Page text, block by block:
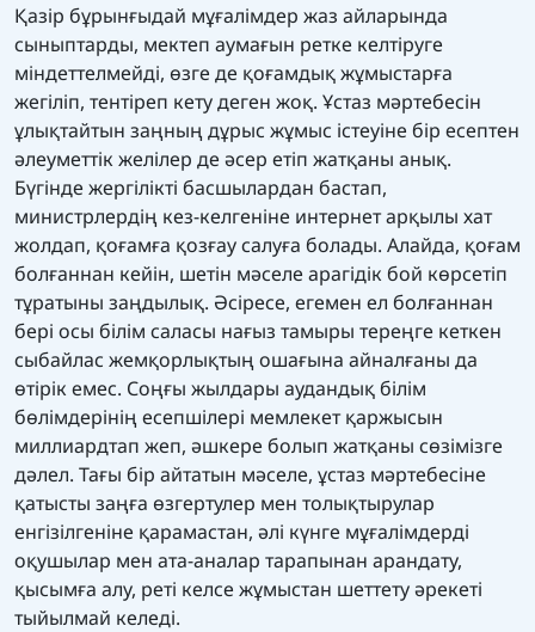
Қазір бұрынғыдай мұғалімдер жаз айларында
сыныптарды, мектеп аумағын ретке келтіруге
міндеттелмейді, өзге де қоғамдық жұмыстарға
жегіліп, тентіреп кету деген жоқ. Ұстаз мәртебесін
ұлықтайтын заңның дұрыс жұмыс істеуіне бір есептен
әлеуметтік желілер де әсер етіп жатқаны анық.
Бүгінде жергілікті басшылардан бастап,
министрлердің кез-келгеніне интернет арқылы хат
жолдап, қоғамға қозғау салуға болады. Алайда, қоғам
болғаннан кейін, шетін мәселе арагідік бой көрсетіп
тұратыны заңдылық. Әсіресе, егемен ел болғаннан
бері осы білім саласы нағыз тамыры тереңге кеткен
сыбайлас жемқорлықтың ошағына айналғаны да
өтірік емес. Соңғы жылдары аудандық білім
бөлімдерінің есепшілері мемлекет қаржысын
миллиардтап жеп, әшкере болып жатқаны сөзімізге
дәлел. Тағы бір айтатын мәселе, ұстаз мәртебесіне
қатысты заңға өзгертулер мен толықтырулар
енгізілгеніне қарамастан, әлі күнге мұғалімдерді
оқушылар мен ата-аналар тарапынан арандату,
қысымға алу, реті келсе жұмыстан шеттету әрекеті
тыйылмай келеді.